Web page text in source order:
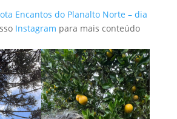
Encantos do Planalto Norte – dia
Instagram para mais conteúdo